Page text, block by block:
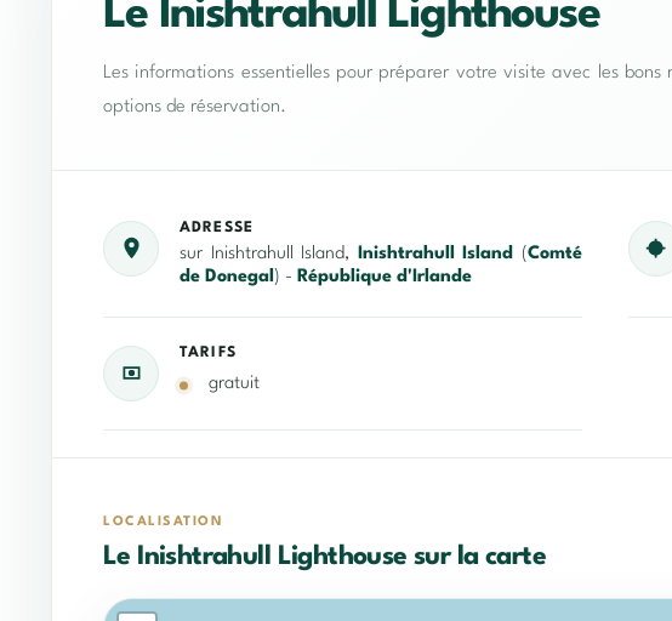
Le Inishtrahull Lighthouse
Les informations essentielles pour préparer votre visite avec les bons
options de réservation.
ADRESSE
sur Inishtrahull Island, Inishtrahull Island (Comté
de Donegal ) - République d'Irlande
TARIFS
gratuit
LOCALISATION
Le Inishtrahull Lighthouse sur la carte